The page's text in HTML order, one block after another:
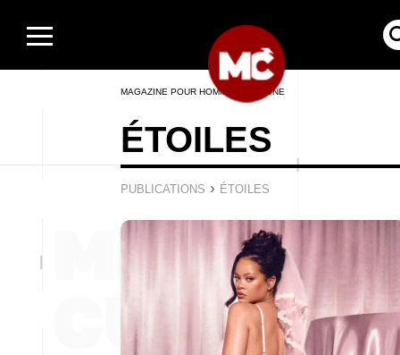
MAGAZINE POUR HOMMES EN LIGNE
ÉTOILES
PUBLICATIONS › ÉTOILES